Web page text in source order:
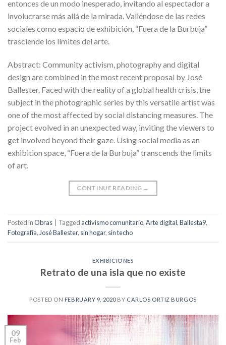
entonces de un modo inesperado, invitando al espectador a
involucrarse más allá de la mirada. Valiéndose de las redes
sociales como espacio de exhibición, “Fuera de la Burbuja”
trasciende los límites del arte.
Abstract: Community activism, photography and digital
design are combined in the most recent proposal by José
Ballester. Faced with the reality of a global health crisis, the
subject in the photographic series by this versatile artist was
one of the most affected by social distancing measures. The
project evolved in an unexpected way, inviting the viewers to
get involved beyond their gaze. Using social media as an
exhibition space, “Fuera de la Burbuja” transcends the limits
of art.
CONTINUE READING →
Posted inObras Tagged activismo comunitario,Arte digital,Ballesta9,
Fotografía,José Ballester, sin hogar, sin techo
EXHIBICIONES
Retrato de una isla que no existe
POSTED ON FEBRUARY 9, 2020BY CARLOS ORTIZ BURGOS
09
Feb